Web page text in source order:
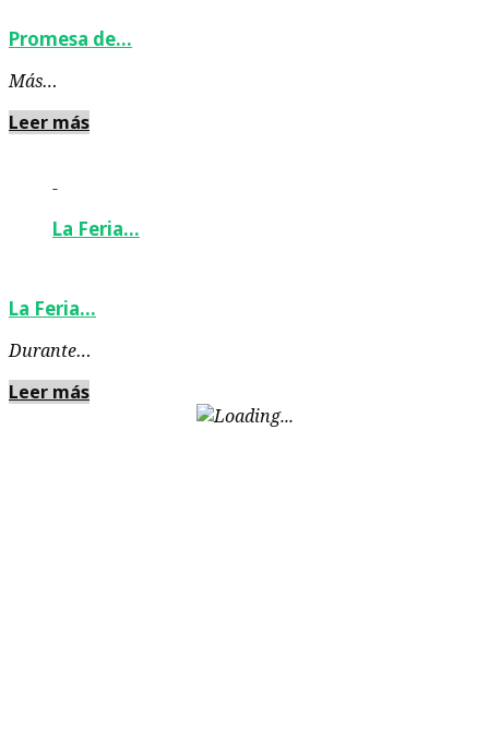
Promesa de…
Más…
Leer más
-
La Feria…
La Feria…
Durante…
Leer más